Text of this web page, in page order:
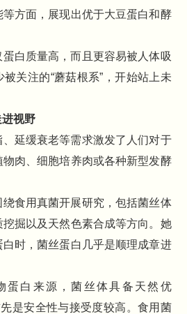
方面，展现出优于大豆蛋白和酵
白质量高，而且更容易被人体吸
关注的“蘑菇根系”，开始站上未
进视野
延缓衰老等需求激发了人们对于
肉、细胞培养肉或各种新型发酵
食用真菌开展研究，包括菌丝体
掘以及天然色素合成等方向。她
时，菌丝蛋白几乎是顺理成章进
蛋白来源，菌丝体具备天然优
是安全性与接受度较高。食用菌